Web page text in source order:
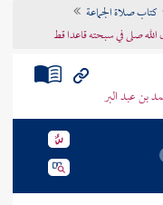
كتاب صلاة الجماعة
صلى في سبحته قاعدا قط
بن عبد البر